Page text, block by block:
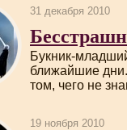
31 декабря 2010
Букник-
ближайшие
том, чего не
19 ноября 2010